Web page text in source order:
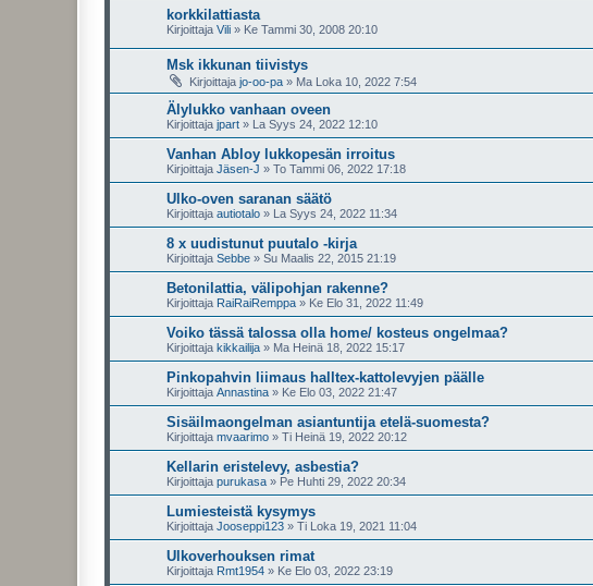
korkkilattiasta
Kirjoittaja Vili » Ke Tammi 30, 2008 20:10
Msk ikkunan tiivistys
Kirjoittaja jo-oo-pa » Ma Loka 10, 2022 7:54
Älylukko vanhaan oveen
Kirjoittaja jpart » La Syys 24, 2022 12:10
Vanhan Abloy lukkopesän irroitus
Kirjoittaja Jäsen-J » To Tammi 06, 2022 17:18
Ulko-oven saranan säätö
Kirjoittaja autiotalo » La Syys 24, 2022 11:34
8 x uudistunut puutalo -kirja
Kirjoittaja Sebbe » Su Maalis 22, 2015 21:19
Betonilattia, välipohjan rakenne?
Kirjoittaja RaiRaiRemppa » Ke Elo 31, 2022 11:49
Voiko tässä talossa olla home/ kosteus ongelmaa?
Kirjoittaja kikkailija » Ma Heinä 18, 2022 15:17
Pinkopahvin liimaus halltex-kattolevyjen päälle
Kirjoittaja Annastina » Ke Elo 03, 2022 21:47
Sisäilmaongelman asiantuntija etelä-suomesta?
Kirjoittaja mvaarimo » Ti Heinä 19, 2022 20:12
Kellarin eristelevy, asbestia?
Kirjoittaja purukasa » Pe Huhti 29, 2022 20:34
Lumiesteistä kysymys
Kirjoittaja Jooseppi123 » Ti Loka 19, 2021 11:04
Ulkoverhouksen rimat
Kirjoittaja Rmt1954 » Ke Elo 03, 2022 23:19